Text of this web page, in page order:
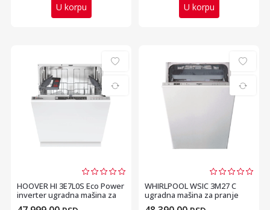
U korpu U korpu
HOOVER HI 3E7L0S Eco Power
inverter ugradna mašina za
pranje sudova
WHIRLPOOL WSIC 3M27 C
ugradna mašina za pranje
sudova - 45cm